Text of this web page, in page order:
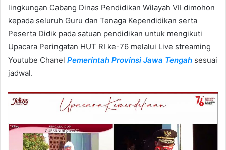
lingkungan Cabang Dinas Pendidikan Wilayah VII dimohon
kepada seluruh Guru dan Tenaga Kependidikan serta
Peserta Didik pada satuan pendidikan untuk mengikuti
Upacara Peringatan HUT RI ke-76 melalui Live streaming
Youtube Chanel Pemerintah Provinsi Jawa Tengah sesuai
jadwal.